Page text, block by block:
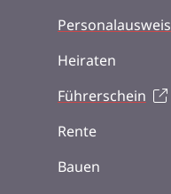
Personalausweis
Heiraten
Führerschein
Rente
Bauen